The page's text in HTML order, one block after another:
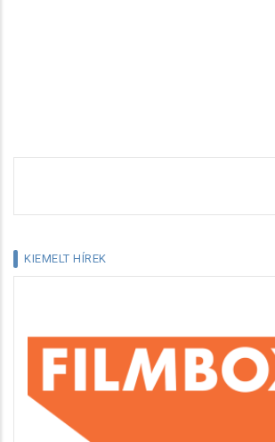
KIEMELT HÍREK